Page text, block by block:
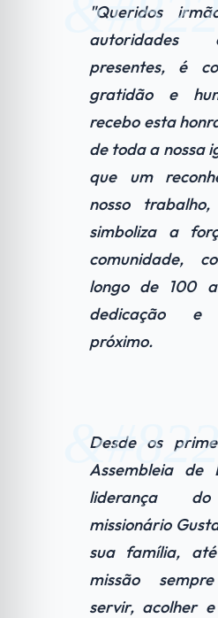
"Queridos
autoridades
presentes, é
gratidão e
recebo esta
de toda a nossa
que um
nosso
simboliza a
comunidade,
longo de 100
dedicação
próximo.
Desde os
Assembleia de
liderança
missionário
sua família,
missão
servir, acolher